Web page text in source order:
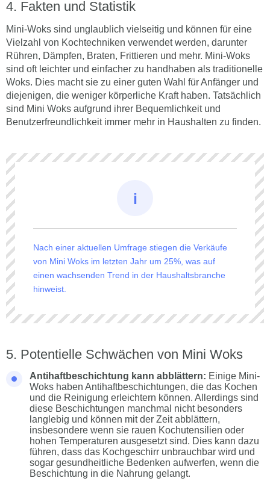
Fakten und Statistik
Mini-Woks sind unglaublich vielseitig und können für eine
Vielzahl von Kochtechniken verwendet werden, darunter
Rühren, Dämpfen, Braten, Frittieren und mehr. Mini-Woks
sind oft leichter und einfacher zu handhaben als traditionelle
Woks. Dies macht sie zu einer guten Wahl für Anfänger und
diejenigen, die weniger körperliche Kraft haben. Tatsächlich
sind Mini Woks aufgrund ihrer Bequemlichkeit und
Benutzerfreundlichkeit immer mehr in Haushalten zu finden.
Nach einer aktuellen Umfrage stiegen die Verkäufe
von Mini Woks im letzten Jahr um 25%, was auf
einen wachsenden Trend in der Haushaltsbranche
hinweist.
Potentielle Schwächen von Mini Woks
Antihaftbeschichtung kann abblättern: Einige Mini-
Woks haben Antihaftbeschichtungen, die das Kochen
und die Reinigung erleichtern können. Allerdings sind
diese Beschichtungen manchmal nicht besonders
langlebig und können mit der Zeit abblättern,
insbesondere wenn sie rauen Kochutensilien oder
hohen Temperaturen ausgesetzt sind. Dies kann dazu
führen, dass das Kochgeschirr unbrauchbar wird und
sogar gesundheitliche Bedenken aufwerfen, wenn die
Beschichtung in die Nahrung gelangt.